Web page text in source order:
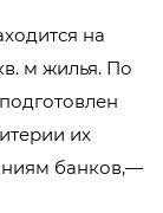
на
м жилья. По
их
банков,—